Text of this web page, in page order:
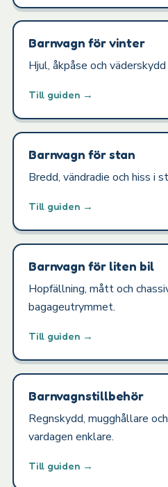
Barnvagn för vinter
Hjul, åkpåse och
Till guiden →
Barnvagn för stan
Bredd, vändradie och hiss i
Till guiden →
Barnvagn för liten bil
Hopfällning, mått och
bagageutrymmet.
Till guiden →
Barnvagnstillbehör
Regnskydd, mugghållare
vardagen enklare.
Till guiden →